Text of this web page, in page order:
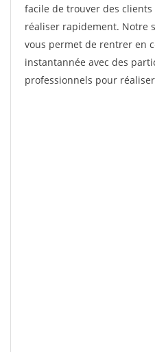
facile de trouver des
réaliser rapidement. Notre
vous permet de rentrer en
instantannée avec des
professionnels pour